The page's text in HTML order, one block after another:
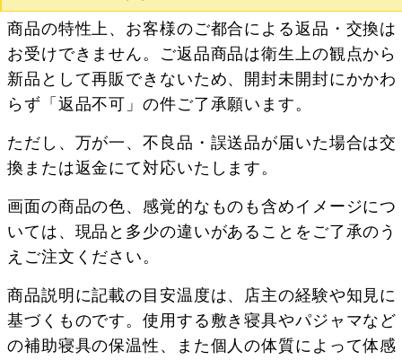
商品の特性上、お客様のご都合による返品・交換は
お受けできません。ご返品商品は衛生上の観点から
新品として再販できないため、開封未開封にかかわ
らず「返品不可」の件ご了承願います。
ただし、万が一、不良品・誤送品が届いた場合は交
換または返金にて対応いたします。
画面の商品の色、感覚的なものも含めイメージにつ
いては、現品と多少の違いがあることをご了承のう
えご注文ください。
商品説明に記載の目安温度は、店主の経験や知見に
基づくものです。使用する敷き寝具やパジャマなど
の補助寝具の保温性、また個人の体質によって体感